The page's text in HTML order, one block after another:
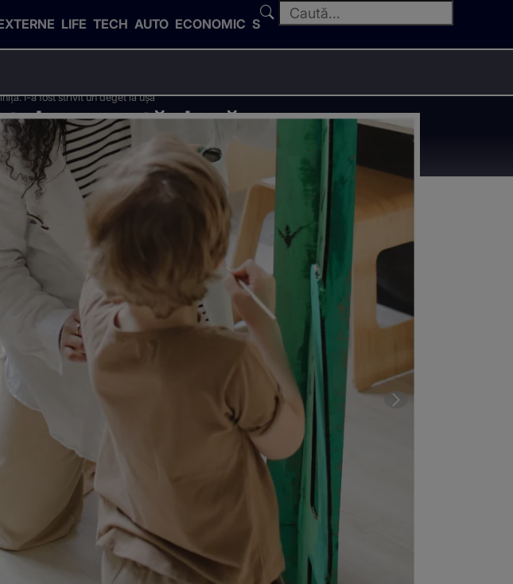
LIFE TECH AUTO ECONOMIC SPORT
I-a fost strivit un deget la ușă
de urgență după un
deget la ușă